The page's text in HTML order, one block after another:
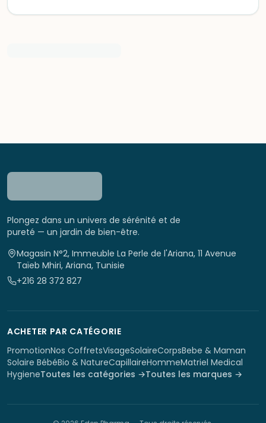
Plongez dans un univers de sérénité et de
pureté — un jardin de bien-être.
Magasin N°2, Immeuble La Perle de l'Ariana, 11 Avenue
Taïeb Mhiri, Ariana, Tunisie
+216 28 372 827
ACHETER PAR CATÉGORIE
PromotionNos CoffretsVisageSolaireCorpsBebe & Maman
Solaire BébéBio & NatureCapillaireHommeMatriel Medical
HygieneToutes les catégories →Toutes les marques →